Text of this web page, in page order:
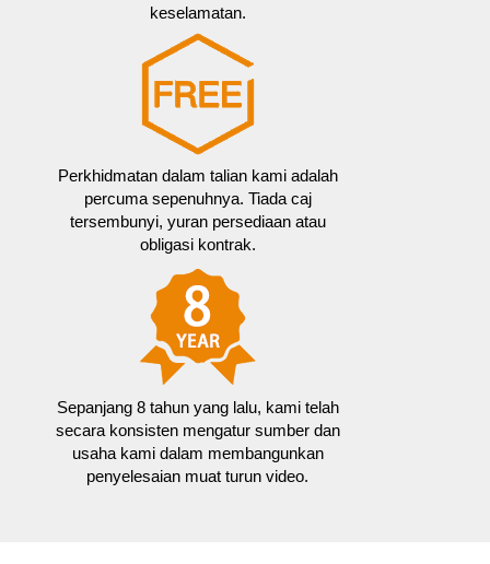
keselamatan.
Perkhidmatan dalam talian kami adalah
percuma sepenuhnya. Tiada caj
tersembunyi, yuran persediaan atau
obligasi kontrak.
Sepanjang 8 tahun yang lalu, kami telah
secara konsisten mengatur sumber dan
usaha kami dalam membangunkan
penyelesaian muat turun video.